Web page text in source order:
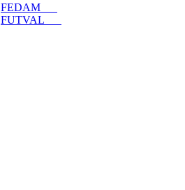
FEDAM
FUTVAL